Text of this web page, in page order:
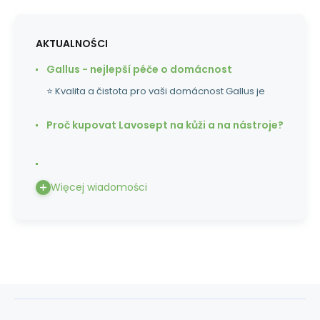
AKTUALNOŚCI
Gallus - nejlepší péče o domácnost
⭐ Kvalita a čistota pro vaši domácnost Gallus je
Proč kupovat Lavosept na kůži a na nástroje?
Więcej wiadomości